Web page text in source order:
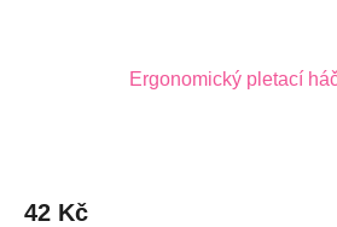
Ergonomický pletací
42 Kč